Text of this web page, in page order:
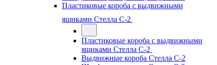
Пластиковые короба с выдвижными
ящиками Стелла С-2
Пластиковые короба с выдвижными
ящиками Стелла С-2
Выдвижные короба Стелла С-2